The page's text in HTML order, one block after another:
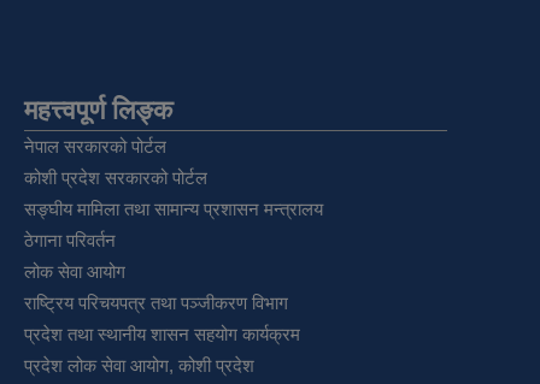
महत्त्वपूर्ण लिङ्क
नेपाल सरकारको पोर्टल
कोशी प्रदेश सरकारको पोर्टल
सङ्‍घीय मामिला तथा सामान्य प्रशासन मन्त्रालय
ठेगाना परिवर्तन
लोक सेवा आयोग
राष्ट्रिय परिचयपत्र तथा पञ्‍जीकरण विभाग
प्रदेश तथा स्थानीय शासन सहयोग कार्यक्रम
प्रदेश लोक सेवा आयोग, कोशी प्रदेश